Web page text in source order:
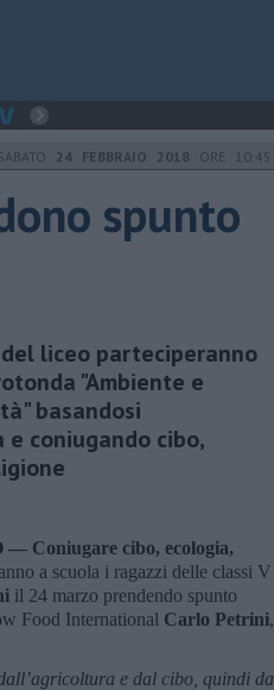
24 FEBBRAIO 2018 ORE 10:45
spunto
liceo parteciperanno
"Ambiente e
basandosi
e coniugando cibo,
— Coniugare cibo, ecologia,
a scuola i ragazzi delle classi V
il 24 marzo prendendo spunto
Food International Carlo Petrini,
e dal cibo, quindi da